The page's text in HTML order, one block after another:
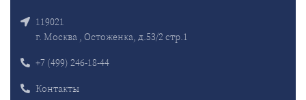
119021
г. Москва , Остоженка, д.53/2 стр.1
+7 (499) 246-18-44
Контакты